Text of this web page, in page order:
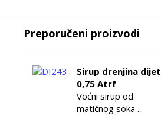
Preporučeni proizvodi
Sirup drenjina dijet
0,75 Atrf
Voćni sirup od
matičnog soka ...